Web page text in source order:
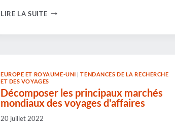
LIRE LA SUITELES
BAISSENT
CHUTE
DES
PRIX
DU
PÉTROLE,
EUROPE ET ROYAUME-UNI |TENDANCES DE LA RECHERCHE
ET DES VOYAGES
Décomposer les principaux marchés
mondiaux des voyages d'affaires
20 juillet 2022